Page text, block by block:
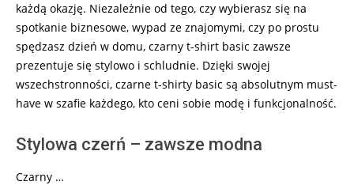
każdą okazję. Niezależnie od tego, czy wybierasz się na
spotkanie biznesowe, wypad ze znajomymi, czy po prostu
spędzasz dzień w domu, czarny t-shirt basic zawsze
prezentuje się stylowo i schludnie. Dzięki swojej
wszechstronności, czarne t-shirty basic są absolutnym must-
have w szafie każdego, kto ceni sobie modę i funkcjonalność.
Stylowa czerń – zawsze modna
Czarny …